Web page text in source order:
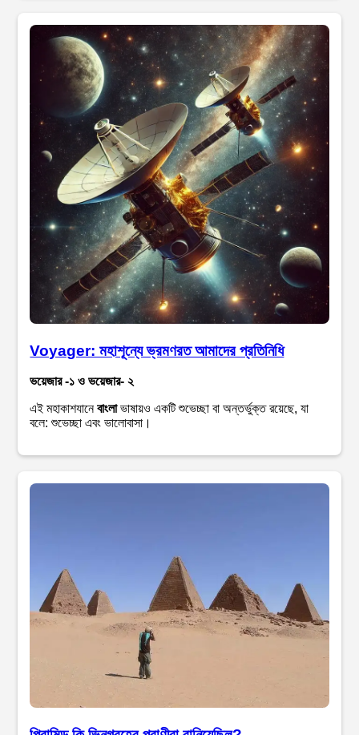
Voyager: মহাশূন্যে ভ্রমণরত আমাদের প্রতিনিধি
ভয়েজার -১ ও ভয়েজার- ২
এই মহাকাশযানেবাংলাভাষায়ও একটি শুভেচ্ছা বা অন্তর্ভুক্ত রয়েছে, যা
বলে: শুভেচ্ছা এবং ভালোবাসা।